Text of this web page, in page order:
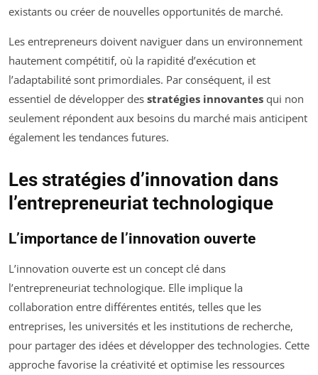
existants ou créer de nouvelles opportunités de marché.
Les entrepreneurs doivent naviguer dans un environnement
hautement compétitif, où la rapidité d’exécution et
l’adaptabilité sont primordiales. Par conséquent, il est
essentiel de développer des stratégies innovantes qui non
seulement répondent aux besoins du marché mais anticipent
également les tendances futures.
Les stratégies d’innovation dans
l’entrepreneuriat technologique
L’importance de l’innovation ouverte
L’innovation ouverte est un concept clé dans
l’entrepreneuriat technologique. Elle implique la
collaboration entre différentes entités, telles que les
entreprises, les universités et les institutions de recherche,
pour partager des idées et développer des technologies. Cette
approche favorise la créativité et optimise les ressources